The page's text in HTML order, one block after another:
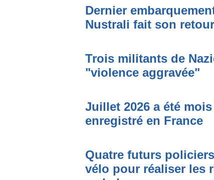
Dernier
Nustrali fait son
Trois militants de
"violence aggravée"
Juillet 2026 a été
enregistré en France
Quatre futurs
vélo pour réaliser les